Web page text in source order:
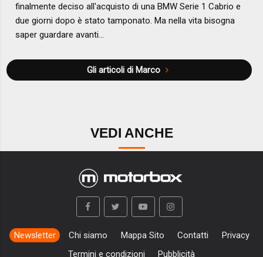
finalmente deciso all'acquisto di una BMW Serie 1 Cabrio e
due giorni dopo è stato tamponato. Ma nella vita bisogna
saper guardare avanti...
Gli articoli di Marco
VEDI ANCHE
Newsletter Chi siamo Mappa Sito Contatti
Privacy
Termini e condizioni
Pubblicità